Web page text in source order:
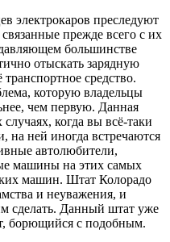
электрокаров преследуют
прежде всего с их
большинстве
отыскать зарядную
средство.
которую владельцы
чем первую. Данная
когда вы всё-таки
на ней иногда встречаются
автолюбители,
машины на этих самых
машин. Штат Колорадо
и неуважения, и
сделать. Данный штат уже
борющийся с подобным.